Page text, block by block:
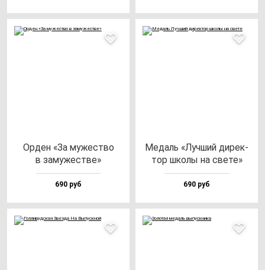
Орден «За му­жес­тво
в за­му­жес­тве»
690 руб
Медаль «Луч­ший ди­рек­
тор шко­лы на све­те»
690 руб